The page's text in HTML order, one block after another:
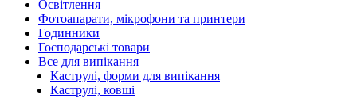
Освітлення
Фотоапарати, мікрофони та принтери
Годинники
Господарські товари
Все для випікання
Каструлі, форми для випікання
Каструлі, ковші